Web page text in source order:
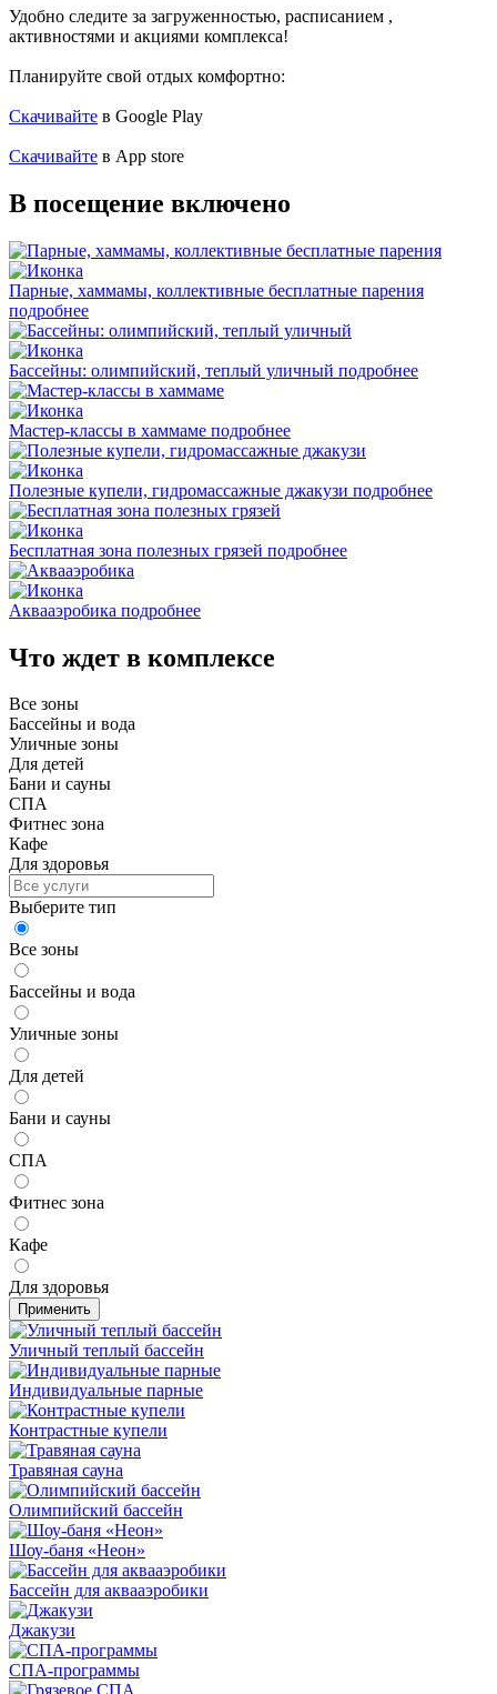
Удобно следите за загруженностью, расписанием ,
активностями и акциями комплекса!
Планируйте свой отдых комфортно:
Скачивайте в Google Play
Скачивайте в App store
В посещение включено
Парные, хаммамы, коллективные бесплатные парения
подробнее
Бассейны: олимпийский, теплый уличный подробнее
Мастер-классы в хаммаме подробнее
Полезные купели, гидромассажные джакузи подробнее
Бесплатная зона полезных грязей подробнее
Аквааэробика подробнее
Что ждет в комплексе
Все зоны
Бассейны и вода
Уличные зоны
Для детей
Бани и сауны
СПА
Фитнес зона
Кафе
Для здоровья
Выберите тип
Все зоны
Бассейны и вода
Уличные зоны
Для детей
Бани и сауны
СПА
Фитнес зона
Кафе
Для здоровья
Применить
Уличный теплый бассейн
Индивидуальные парные
Контрастные купели
Травяная сауна
Олимпийский бассейн
Шоу-баня «Неон»
Бассейн для аквааэробики
Джакузи
СПА-программы